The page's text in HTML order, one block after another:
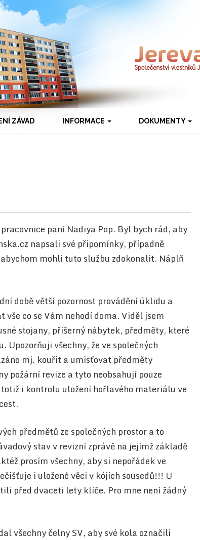
ZÁVAD INFORMACE DOKUMENTY
paní Nadiya Pop. Byl bych rád, aby
napsali své připomínky, případně
mohli tuto službu zdokonalit. Náplň
době větší pozornost provádění úklidu a
vše co se Vám nehodí doma. Viděl jsem
stojany, příšerný nábytek, předměty, které
všechny, že ve společných
mj. kouřit a umisťovat předměty
požární revize a tyto neobsahují pouze
i kontrolu uložení hořlavého materiálu ve
předmětů ze společných prostor a to
stav v revizní zprávě na jejímž základě
prosím všechny, aby si nepořádek ve
i uložené věci v kójích sousedů!!! U
před dvaceti lety klíče. Pro mne není žádný
všechny čelny SV, aby své kola označili